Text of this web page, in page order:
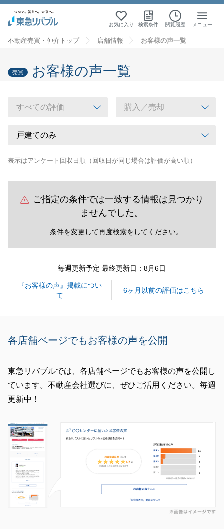
お気に入り 検索条件 閲覧履歴 メニュー
不動産売買・仲介トップ 店舗情報 お客様の声一覧
売買 お客様の声一覧
表示はアンケート回収日順（回収日が同じ場合は評価が高い順）
ご指定の条件では一致する情報は見つかり
ませんでした。
条件を変更して再度検索をしてください。
毎週更新予定 最終更新日：8月6日
『お客様の声』掲載につい
て
6ヶ月以前の評価はこちら
各店舗ページでもお客様の声を公開
東急リバブルでは、各店舗ページでもお客様の声を公開し
ています。不動産会社選びに、ぜひご活用ください。毎週
更新中！